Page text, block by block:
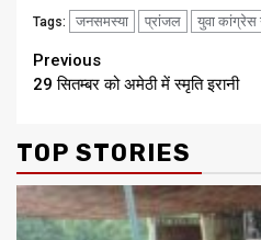
Tags: जनसमस्या प्रांजल युवा कांग्रेस
Continue
Reading
Previous
29 सितम्बर को अमेठी में स्मृति इरानी
TOP STORIES